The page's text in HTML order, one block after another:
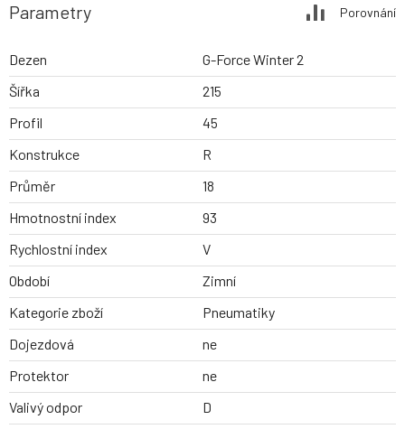
Parametry Porovnání
Dezen
G-Force Winter 2
Šířka
215
Profil
45
Konstrukce
R
Průměr
18
Hmotnostní index
93
Rychlostní index
V
Období
Zimní
Kategorie zboží
Pneumatiky
Dojezdová
ne
Protektor
ne
Valivý odpor
D